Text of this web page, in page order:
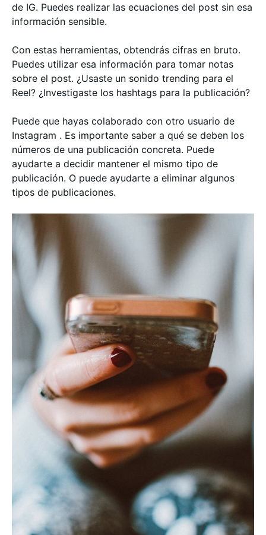
de IG. Puedes realizar las ecuaciones del post sin esa
información sensible.
Con estas herramientas, obtendrás cifras en bruto.
Puedes utilizar esa información para tomar notas
sobre el post. ¿Usaste un sonido trending para el
Reel? ¿Investigaste los hashtags para la publicación?
Puede que hayas colaborado con otro usuario de
Instagram . Es importante saber a qué se deben los
números de una publicación concreta. Puede
ayudarte a decidir mantener el mismo tipo de
publicación. O puede ayudarte a eliminar algunos
tipos de publicaciones.